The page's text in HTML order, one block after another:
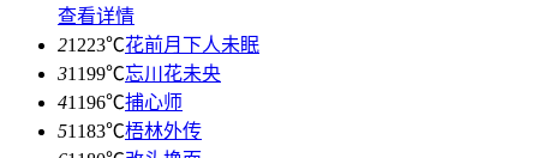
查看详情
21223℃花前月下人未眠
31199℃忘川花未央
41196℃捕心师
51183℃梧林外传